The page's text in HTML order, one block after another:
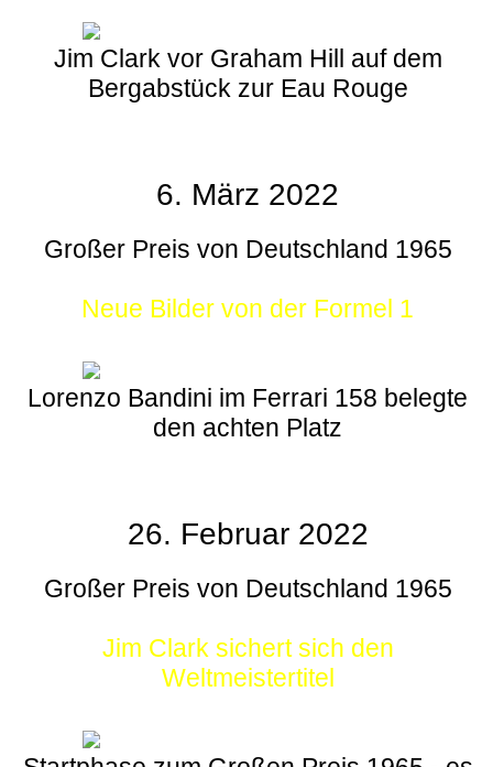
Jim Clark vor Graham Hill auf dem
Bergabstück zur Eau Rouge
6. März 2022
Großer Preis von Deutschland 1965
Neue Bilder von der Formel 1
Lorenzo Bandini im Ferrari 158 belegte
den achten Platz
26. Februar 2022
Großer Preis von Deutschland 1965
Jim Clark sichert sich den
Weltmeistertitel